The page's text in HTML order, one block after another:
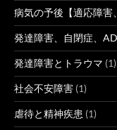
病気の予後【適応障害
発達障害、自閉症、
発達障害とトラウマ (1)
社会不安障害 (1)
虐待と精神疾患 (1)